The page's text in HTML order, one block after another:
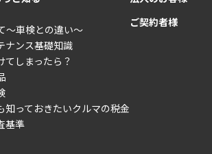
〜車検との違い〜
ナンス基礎知識
てしまったら？
知っておきたいクルマの税金
基準
ご契約者様